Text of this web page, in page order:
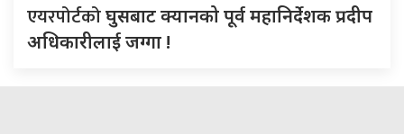
एयरपोर्टकोघुसबाट क्यानको पूर्व महानिर्देशक प्रदीप
अधिकारीलाई जग्गा !